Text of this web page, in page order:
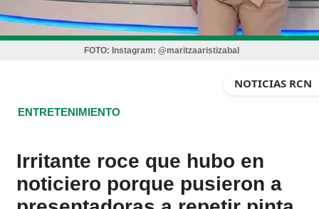
FOTO: Instagram: @maritzaaristizabal
NOTICIAS RCN
ENTRETENIMIENTO
Irritante roce que hubo en
noticiero porque pusieron a